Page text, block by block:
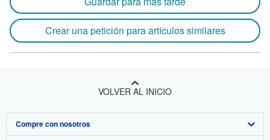
Crear una petición para artículos similares
VOLVER AL INICIO
Compre con nosotros